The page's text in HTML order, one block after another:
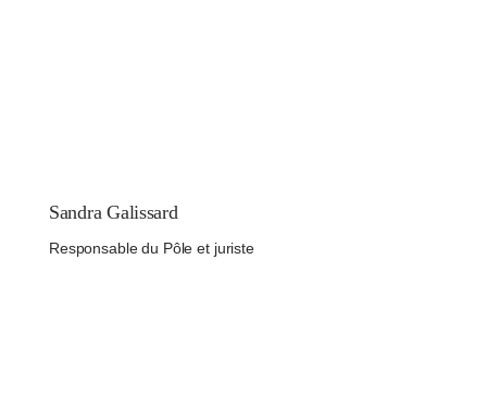
Sandra Galissard
Responsable du Pôle et juriste